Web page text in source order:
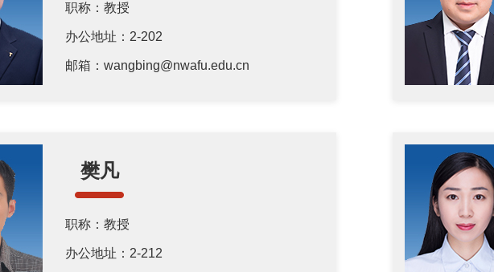
职称：教授
办公地址：2-202
邮箱：wangbing@nwafu.edu.cn
樊凡
职称：教授
办公地址：2-212